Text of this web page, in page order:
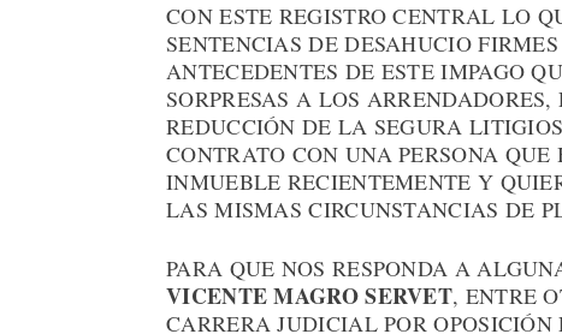
CON ESTE REGISTRO CENTRAL LO
SENTENCIAS DE DESAHUCIO
ANTECEDENTES DE ESTE IMPAGO
SORPRESAS A LOS
REDUCCIÓN DE LA SEGURA
CONTRATO CON UNA PERSONA
INMUEBLE RECIENTEMENTE Y
LAS MISMAS CIRCUNSTANCIAS DE
PARA QUE NOS RESPONDA A
VICENTE MAGRO SERVET, ENTRE
CARRERA JUDICIAL POR